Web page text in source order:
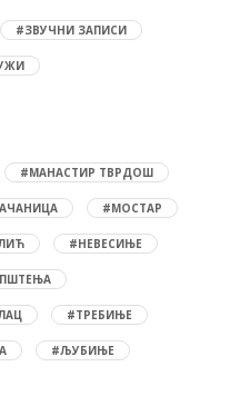
#ЗВУЧНИ ЗАПИСИ
#МАНАСТИР ТВРДОШ
#МОСТАР
#НЕВЕСИЊЕ
#ТРЕБИЊЕ
#ЉУБИЊЕ